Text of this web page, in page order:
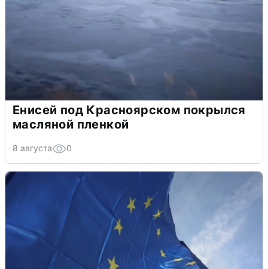
Енисей под Красноярском покрылся
масляной пленкой
8 августа 0